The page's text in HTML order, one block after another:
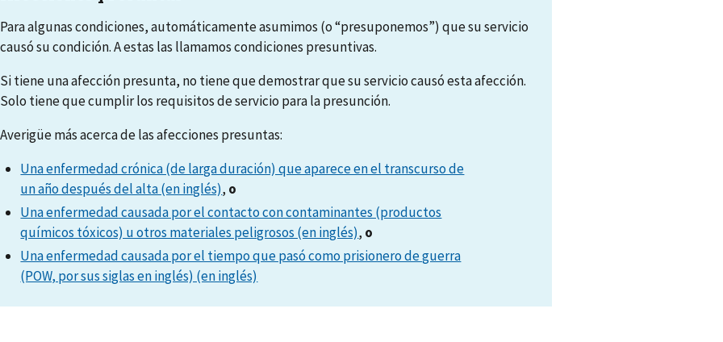
Para algunas condiciones, automáticamente asumimos (o “presuponemos”) que su servicio
causó su condición. A estas las llamamos condiciones presuntivas.
Si tiene una afección presunta, no tiene que demostrar que su servicio causó esta afección.
Solo tiene que cumplir los requisitos de servicio para la presunción.
Averigüe más acerca de las afecciones presuntas:
Una enfermedad crónica (de larga duración) que aparece en el transcurso de
un año después del alta (en inglés), o
Una enfermedad causada por el contacto con contaminantes (productos
químicos tóxicos) u otros materiales peligrosos (en inglés), o
Una enfermedad causada por el tiempo que pasó como prisionero de guerra
(POW, por sus siglas en inglés) (en inglés)